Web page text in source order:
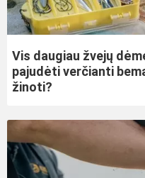
Vis daugiau žvejų
pajudėti verčianti
žinoti?